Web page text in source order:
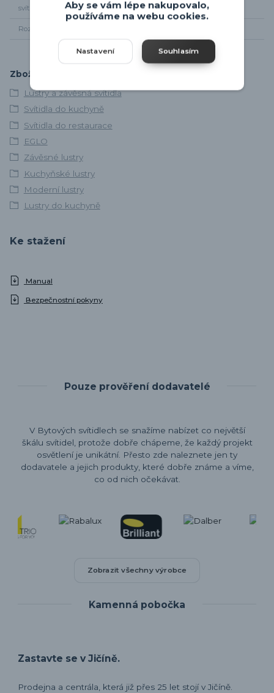
svítidla
Rozměr svítidla
Zboží zařazeno v kategoriích
Lustry a závěsná svítidla
Svítidla do kuchyně
Svítidla do restaurace
EGLO
Závěsné lustry
Kuchyňské lustry
Moderní lustry
Lustry do kuchyně
Ke stažení
Manual
Bezpečnostní pokyny
Pouze prověření dodavatelé
V Bytových svítidlech se snažíme nabízet co největší
škálu svítidel, protože dobře chápeme, že každý projekt
osvětlení je unikátní. Přesto zde naleznete jen ty
dodavatele a jejich produkty, které dobře známe a víme,
co od nich očekávat.
Zobrazit všechny výrobce
Kamenná pobočka
Zastavte se v Jičíně.
Prodejna a centrála, která již přes 25 let stojí v Jičíně.
Aby se vám lépe nakupovalo,
používáme na webu cookies.
Nastavení Souhlasím